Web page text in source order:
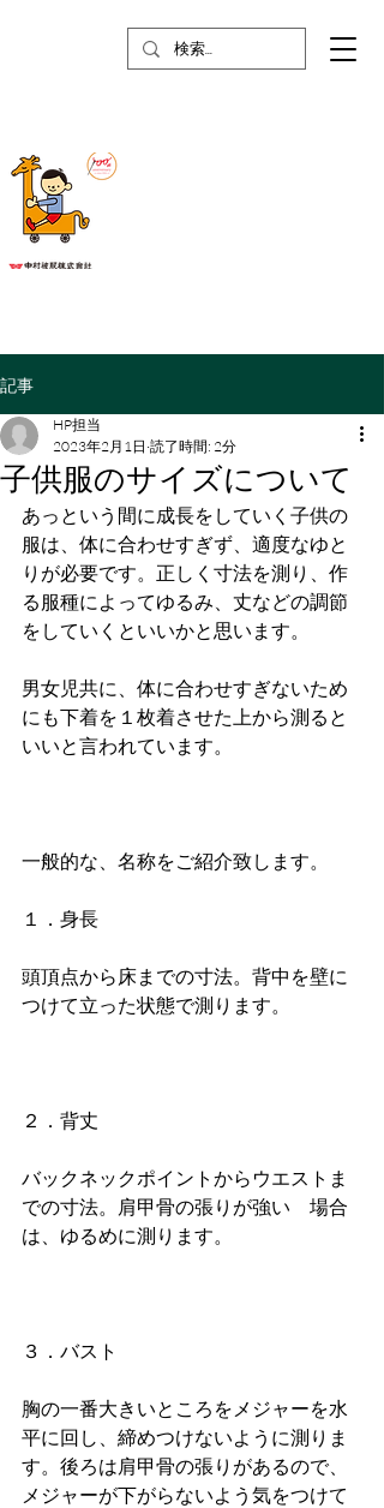
記事
子供服のサイズについて
HP担当
2023年2月1日 読了時間: 2分
あっという間に成長をしていく子供の
服は、体に合わせすぎず、適度なゆと
りが必要です。正しく寸法を測り、作
る服種によってゆるみ、丈などの調節
をしていくといいかと思います。
男女児共に、体に合わせすぎないため
にも下着を１枚着させた上から測ると
いいと言われています。
一般的な、名称をご紹介致します。
１．身長
頭頂点から床までの寸法。背中を壁に
つけて立った状態で測ります。
２．背丈
バックネックポイントからウエストま
での寸法。肩甲骨の張りが強い　場合
は、ゆるめに測ります。
３．バスト
胸の一番大きいところをメジャーを水
平に回し、締めつけないように測りま
す。後ろは肩甲骨の張りがあるので、
メジャーが下がらないよう気をつけて